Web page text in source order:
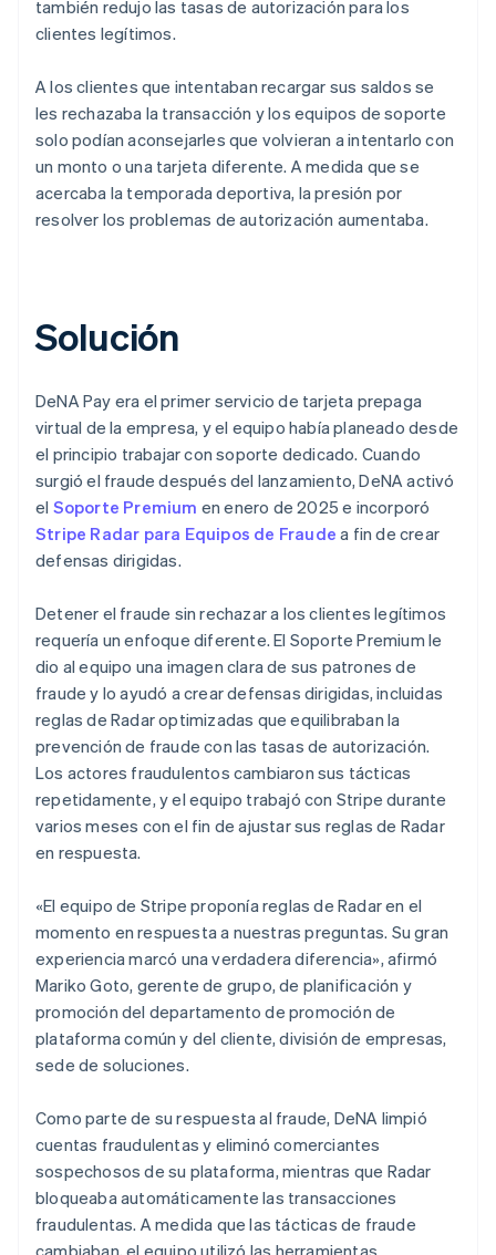
también redujo las tasas de autorización para los
clientes legítimos.
A los clientes que intentaban recargar sus saldos se
les rechazaba la transacción y los equipos de soporte
solo podían aconsejarles que volvieran a intentarlo con
un monto o una tarjeta diferente. A medida que se
acercaba la temporada deportiva, la presión por
resolver los problemas de autorización aumentaba.
Solución
DeNA Pay era el primer servicio de tarjeta prepaga
virtual de la empresa, y el equipo había planeado desde
el principio trabajar con soporte dedicado. Cuando
surgió el fraude después del lanzamiento, DeNA activó
el Soporte Premium en enero de 2025 e incorporó
Stripe Radar para Equipos de Fraude a fin de crear
defensas dirigidas.
Detener el fraude sin rechazar a los clientes legítimos
requería un enfoque diferente. El Soporte Premium le
dio al equipo una imagen clara de sus patrones de
fraude y lo ayudó a crear defensas dirigidas, incluidas
reglas de Radar optimizadas que equilibraban la
prevención de fraude con las tasas de autorización.
Los actores fraudulentos cambiaron sus tácticas
repetidamente, y el equipo trabajó con Stripe durante
varios meses con el fin de ajustar sus reglas de Radar
en respuesta.
«El equipo de Stripe proponía reglas de Radar en el
momento en respuesta a nuestras preguntas. Su gran
experiencia marcó una verdadera diferencia», afirmó
Mariko Goto, gerente de grupo, de planificación y
promoción del departamento de promoción de
plataforma común y del cliente, división de empresas,
sede de soluciones.
Como parte de su respuesta al fraude, DeNA limpió
cuentas fraudulentas y eliminó comerciantes
sospechosos de su plataforma, mientras que Radar
bloqueaba automáticamente las transacciones
fraudulentas. A medida que las tácticas de fraude
cambiaban, el equipo utilizó las herramientas